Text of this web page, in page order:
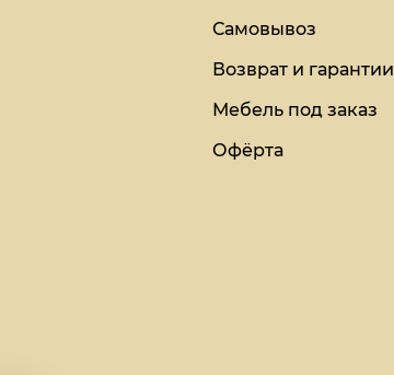
Самовывоз
Возврат и гарантии
Мебель под заказ
Офёрта